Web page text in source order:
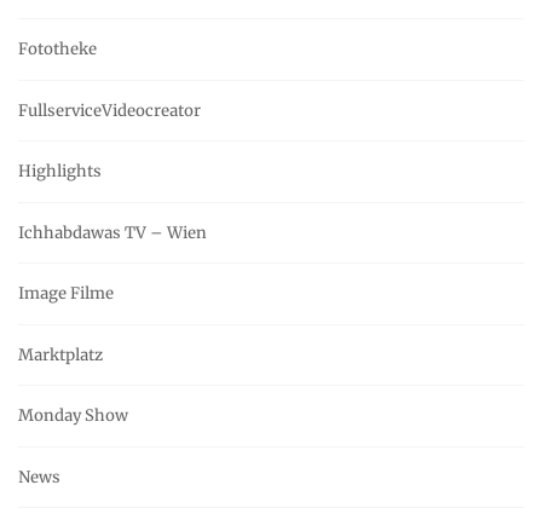
Fototheke
FullserviceVideocreator
Highlights
Ichhabdawas TV – Wien
Image Filme
Marktplatz
Monday Show
News